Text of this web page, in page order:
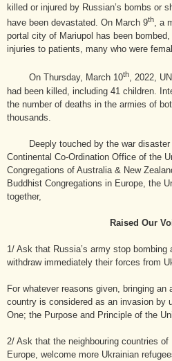
killed or injured by Russian’s bombs or
have been devastated. On March 9th, a
portal city of Mariupol has been
injuries to patients, many who were
On Thursday, March 10th, 2022,
had been killed, including 41 children.
the number of deaths in the armies of
thousands.
Deeply touched by the war disaster
Continental Co-Ordination Office of the
Congregations of Australia & New
Buddhist Congregations in Europe, the
together,
Raised Our
1/ Ask that Russia’s army stop bombing
withdraw immediately their forces from
For whatever reasons given, bringing an
country is considered as an invasion by
One; the Purpose and Principle of the
2/ Ask that the neighbouring countries
Europe, welcome more Ukrainian